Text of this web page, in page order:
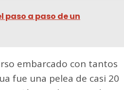
paso a paso de un
embarcado con tantos
fue una pelea de casi 20